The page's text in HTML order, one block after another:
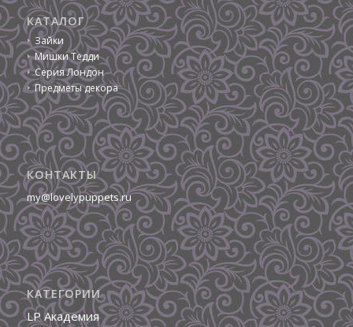
КАТАЛОГ
Зайки
Мишки Тедди
Серия Лондон
Предметы декора
КОНТАКТЫ
my@lovelypuppets.ru
КАТЕГОРИИ
LP Академия